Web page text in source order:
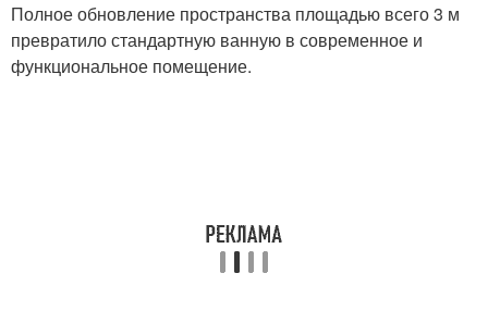
Полное обновление пространства площадью всего 3 м
превратило стандартную ванную в современное и
функциональное помещение.